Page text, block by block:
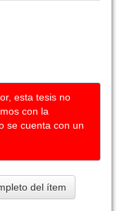
esta tesis no
con la
se cuenta con un
del ítem